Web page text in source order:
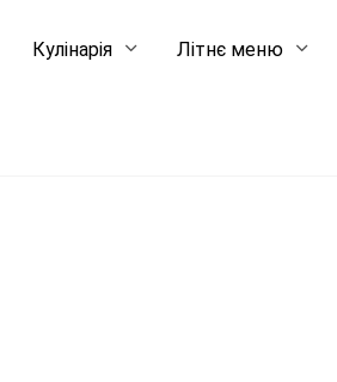
Кулінарія Літнє меню